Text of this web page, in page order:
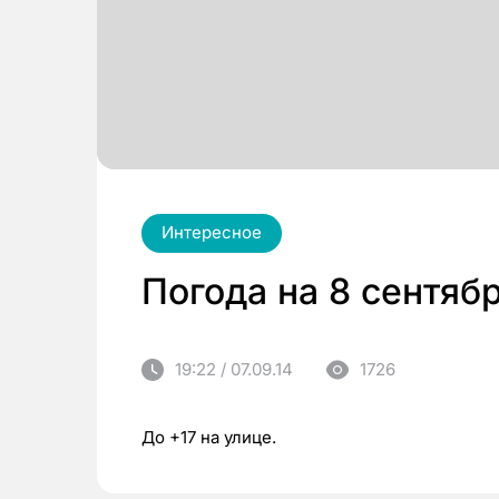
Интересное
Погода на 8
19:22 / 07.09.14 1726
До +17 на улице.